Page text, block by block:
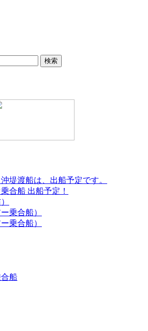
堤渡船は、出船予定です。
合船 出船予定！
乗合船）
乗合船）
船